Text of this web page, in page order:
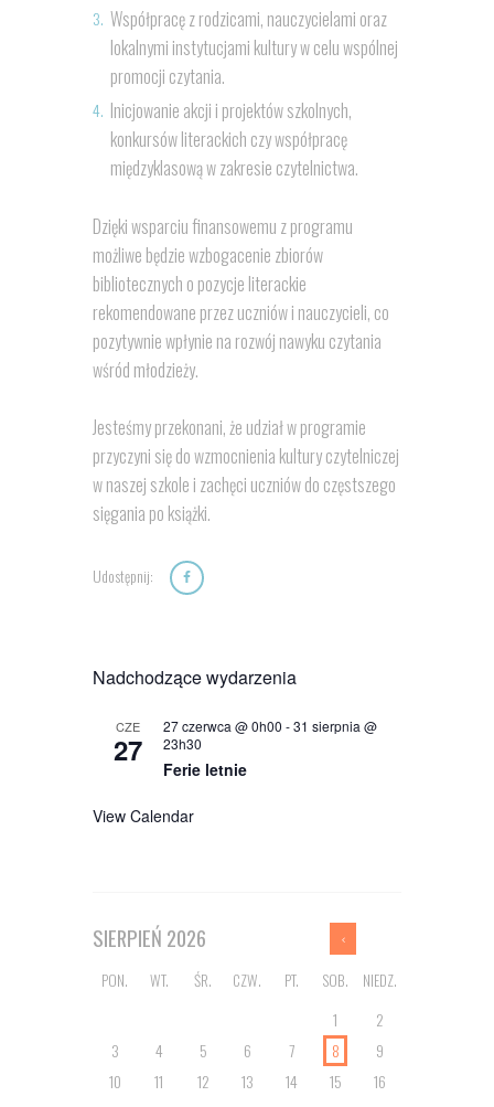
Współpracę z rodzicami, nauczycielami oraz
lokalnymi instytucjami kultury w celu wspólnej
promocji czytania.
Inicjowanie akcji i projektów szkolnych,
konkursów literackich czy współpracę
międzyklasową w zakresie czytelnictwa.
Dzięki wsparciu finansowemu z programu
możliwe będzie wzbogacenie zbiorów
bibliotecznych o pozycje literackie
rekomendowane przez uczniów i nauczycieli, co
pozytywnie wpłynie na rozwój nawyku czytania
wśród młodzieży.
Jesteśmy przekonani, że udział w programie
przyczyni się do wzmocnienia kultury czytelniczej
w naszej szkole i zachęci uczniów do częstszego
sięgania po książki.
Udostępnij:
Nadchodzące wydarzenia
CZE
27
27 czerwca @ 0h00 -31 sierpnia @
23h30
Ferie letnie
View Calendar
SIERPIEŃ 2026
PON. WT. ŚR. CZW. PT. SOB. NIEDZ.
1
2
3
4 5 6 7 8
9
10
11 12 13 14 15
16